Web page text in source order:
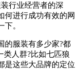
行业经营者的深
何进行成功有效的网
。
服装有多少家?都
类人群?比如七匹狼
是这些大品牌的定位